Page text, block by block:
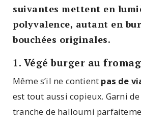
suivantes mettent en
polyvalence, autant en
bouchées originales.
1. Végé burger au
Même s’il ne contient pas de
est tout aussi copieux. Garni
tranche de halloumi